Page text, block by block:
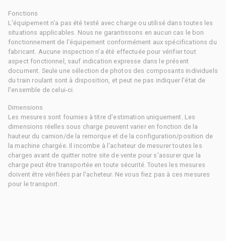
Fonctions
L'équipement n'a pas été testé avec charge ou utilisé dans toutes les
situations applicables. Nous ne garantissons en aucun cas le bon
fonctionnement de l'équipement conformément aux spécifications du
fabricant. Aucune inspection n'a été effectuée pour vérifier tout
aspect fonctionnel, sauf indication expresse dans le présent
document. Seule une sélection de photos des composants individuels
du train roulant sont à disposition, et peut ne pas indiquer l'état de
l'ensemble de celui-ci.
Dimensions
Les mesures sont fournies à titre d'estimation uniquement. Les
dimensions réelles sous charge peuvent varier en fonction de la
hauteur du camion/de la remorque et de la configuration/position de
la machine chargée. Il incombe à l'acheteur de mesurer toutes les
charges avant de quitter notre site de vente pour s'assurer que la
charge peut être transportée en toute sécurité. Toutes les mesures
doivent être vérifiées par l'acheteur. Ne vous fiez pas à ces mesures
pour le transport.